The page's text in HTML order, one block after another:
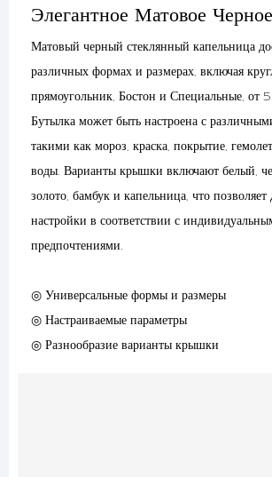
Элегантное Матовое
Матовый черный стеклянный капельница
различных формах и размерах, включая
прямоугольник, Бостон и Специальные, от
Бутылка может быть настроена с
такими как мороз, краска, покрытие,
воды. Варианты крышки включают белый,
золото, бамбук и капельница, что
настройки в соответствии с
предпочтениями.
◎ Универсальные формы и размеры
◎ Настраиваемые параметры
◎ Разнообразие варианты крышки